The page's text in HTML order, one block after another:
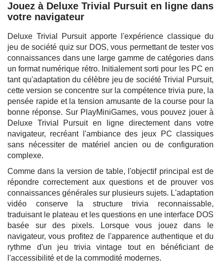
Jouez à Deluxe Trivial Pursuit en ligne dans
votre navigateur
Deluxe Trivial Pursuit apporte l'expérience classique du
jeu de société quiz sur DOS, vous permettant de tester vos
connaissances dans une large gamme de catégories dans
un format numérique rétro. Initialement sorti pour les PC en
tant qu'adaptation du célèbre jeu de société Trivial Pursuit,
cette version se concentre sur la compétence trivia pure, la
pensée rapide et la tension amusante de la course pour la
bonne réponse. Sur PlayMiniGames, vous pouvez jouer à
Deluxe Trivial Pursuit en ligne directement dans votre
navigateur, recréant l'ambiance des jeux PC classiques
sans nécessiter de matériel ancien ou de configuration
complexe.
Comme dans la version de table, l'objectif principal est de
répondre correctement aux questions et de prouver vos
connaissances générales sur plusieurs sujets. L'adaptation
vidéo conserve la structure trivia reconnaissable,
traduisant le plateau et les questions en une interface DOS
basée sur des pixels. Lorsque vous jouez dans le
navigateur, vous profitez de l'apparence authentique et du
rythme d'un jeu trivia vintage tout en bénéficiant de
l'accessibilité et de la commodité modernes.